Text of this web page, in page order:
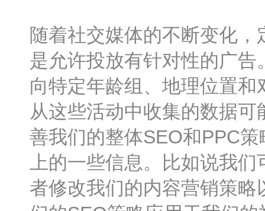
随着社交媒体的不断变化
是允许投放有针对性的广
向特定年龄组、地理位置
从这些活动中收集的数据
善我们的整体SEO和PPC
上的一些信息。比如说我
者修改我们的内容营销策